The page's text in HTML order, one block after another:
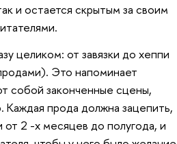
и остается скрытым за своим
целиком: от завязки до хеппи
Это напоминает
собой законченные сцены,
прода должна зацепить,
2 -х месяцев до полугода, и